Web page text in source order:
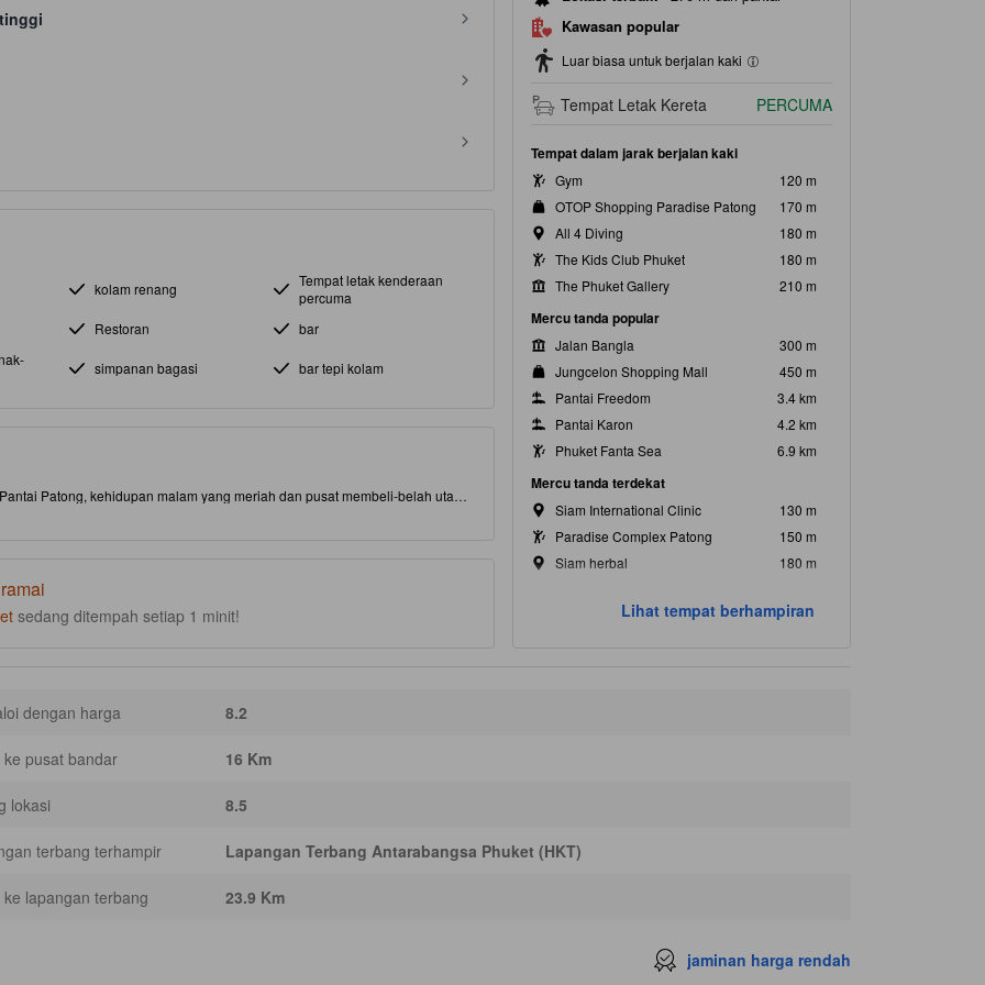
kolam renang
Tempat letak kenderaan
percuma
Restoran bar
simpanan bagasi bar tepi kolam
Patong, kehidupan malam yang meriah dan pusat membeli‑belah utama
bersinar dengan bar tepi pantai, bersenam di pusat kecergasan yang
tempatan terpilih untuk meneroka kawasan pesisiran dengan mudah. Bilik
sedang ditempah setiap 1 minit!
Kawasan popular
Luar biasa untuk berjalan kaki
Tempat Letak Kereta PERCUMA
Tempat dalam jarak berjalan kaki
Gym
120 m
OTOP Shopping Paradise Patong
170 m
All 4 Diving
180 m
The Kids Club Phuket
180 m
The Phuket Gallery
210 m
Mercu tanda popular
Jalan Bangla
300 m
Jungcelon Shopping Mall
450 m
Pantai Freedom
3.4 km
Pantai Karon
4.2 km
Phuket Fanta Sea
6.9 km
Mercu tanda terdekat
Siam International Clinic
130 m
Paradise Complex Patong
150 m
Siam herbal
180 m
Bank of Ayudya
190 m
Lihat tempat berhampiran
dengan harga 8.2
ke pusat bandar 16 Km
lokasi 8.5
terbang terhampir Lapangan Terbang Antarabangsa Phuket (HKT)
lapangan terbang 23.9 Km
jaminan harga rendah